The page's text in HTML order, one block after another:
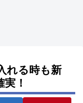
れる時も新
！